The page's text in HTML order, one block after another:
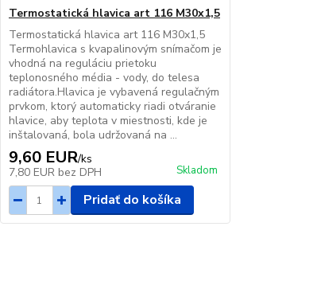
Termostatická hlavica art 116 M30x1,5
Termostatická hlavica art 116 M30x1,5
Termohlavica s kvapalinovým snímačom je
vhodná na reguláciu prietoku
teplonosného média - vody, do telesa
radiátora.Hlavica je vybavená regulačným
prvkom, ktorý automaticky riadi otváranie
hlavice, aby teplota v miestnosti, kde je
inštalovaná, bola udržovaná na ...
9,60 EUR/ks
7,80 EUR bez DPH Skladom
Pridať do košíka